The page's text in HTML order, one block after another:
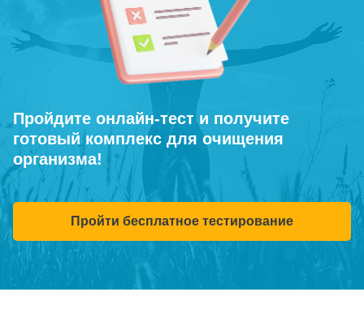
Пройдите онлайн-тест и получите
готовый комплекс для очищения
организма!
Пройти бесплатное тестирование